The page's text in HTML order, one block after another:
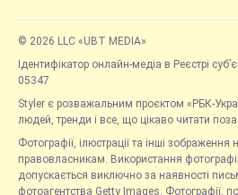
© 2026 LLC «UBT MEDIA»
Ідентифікатор онлайн-медіа в Реєстрі
05347
Styler є розважальним проєктом «РБК-
людей, тренди і все, що цікаво читати
Фотографії, ілюстрації та інші зображення
правовласникам. Використання
допускається виключно за наявності
фотоагентства Getty Images. Фотографії,